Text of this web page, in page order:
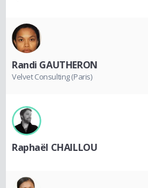
Randi GAUTHERON
Velvet Consulting (Paris)
Raphaël CHAILLOU